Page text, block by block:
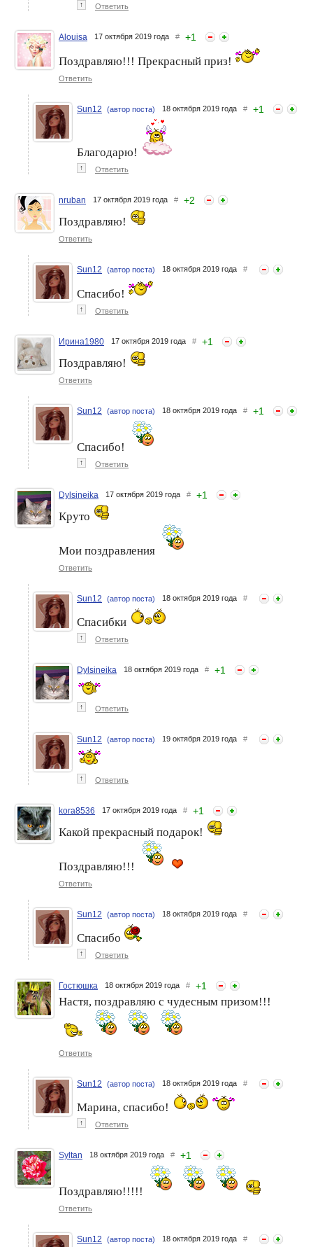
↑ Ответить
Alouisa 17 октября 2019 года # +1
Поздравляю!!! Прекрасный приз!
Ответить
Sun12 (автор поста) 18 октября 2019 года # +1
Благодарю!
↑ Ответить
nruban 17 октября 2019 года # +2
Поздравляю!
Ответить
Sun12 (автор поста) 18 октября 2019 года #
Спасибо!
↑ Ответить
Ирина1980 17 октября 2019 года # +1
Поздравляю!
Ответить
Sun12 (автор поста) 18 октября 2019 года # +1
Спасибо!
↑ Ответить
Dylsineika 17 октября 2019 года # +1
Круто
Мои поздравления
Ответить
Sun12 (автор поста) 18 октября 2019 года #
Спасибки
↑ Ответить
Dylsineika 18 октября 2019 года # +1
↑ Ответить
Sun12 (автор поста) 19 октября 2019 года #
↑ Ответить
kora8536 17 октября 2019 года # +1
Какой прекрасный подарок!
Поздравляю!!!
Ответить
Sun12 (автор поста) 18 октября 2019 года #
Спасибо
↑ Ответить
Гостюшка 18 октября 2019 года # +1
Настя, поздравляю с чудесным призом!!!
Ответить
Sun12 (автор поста) 18 октября 2019 года #
Марина, спасибо!
↑ Ответить
Syltan 18 октября 2019 года # +1
Поздравляю!!!!!
Ответить
Sun12 (автор поста) 18 октября 2019 года #